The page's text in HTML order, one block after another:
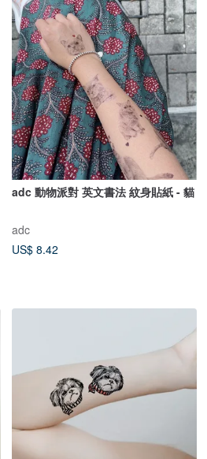
adc 動物派對 英文書法 紋身貼紙 - 貓
adc
US$ 8.42